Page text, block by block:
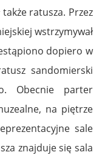
ratusza. Przez
wstrzymywał
dopiero w
sandomierski
Obecnie parter
na piętrze
sale
znajduje się sala